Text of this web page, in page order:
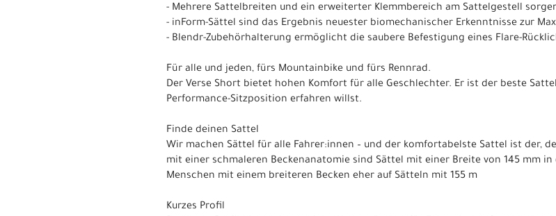
- Mehrere Sattelbreiten und ein erweiterter Klemmbereich am Sattelgestell
- inForm-Sättel sind das Ergebnis neuester biomechanischer Erkenntnisse zur
- Blendr-Zubehörhalterung ermöglicht die saubere Befestigung eines Flare-
Für alle und jeden, fürs Mountainbike und fürs Rennrad.
Der Verse Short bietet hohen Komfort für alle Geschlechter. Er ist der beste
Performance-Sitzposition erfahren willst.
Finde deinen Sattel
Wir machen Sättel für alle Fahrer:innen – und der komfortabelste Sattel ist der,
mit einer schmaleren Beckenanatomie sind Sättel mit einer Breite von 145 mm
Menschen mit einem breiteren Becken eher auf Sätteln mit 155 m
Kurzes Profil